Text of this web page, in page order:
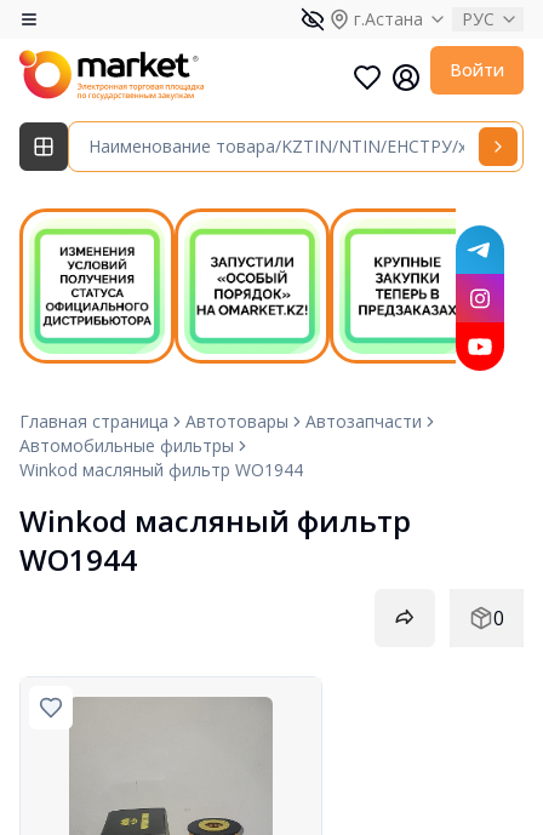
г.Астана РУС
Войти
Главная страница Автотовары
Автозапчасти
Автомобильные фильтры
Winkod масляный фильтр WO1944
Winkod масляный фильтр
WO1944
0